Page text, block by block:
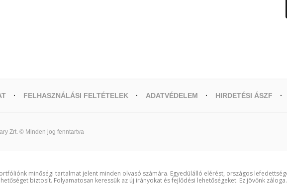
FELHASZNÁLÁSI FELTÉTELEK ADATVÉDELEM HIRDETÉSI ÁSZF
Zrt. © Minden jog fenntartva
minőségi tartalmat jelent minden olvasó számára. Egyedülálló elérést, országos
biztosít. Folyamatosan keressük az új irányokat és fejlődési lehetőségeket. Ez jövőnk záloga.